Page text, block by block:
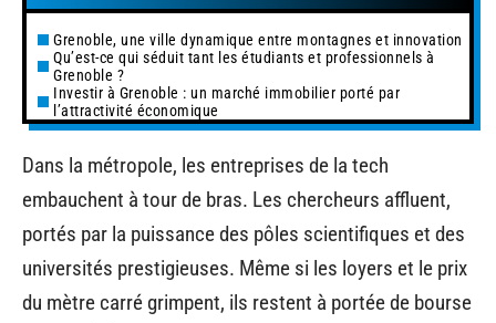
Grenoble, une ville dynamique entre montagnes et innovation
Qu’est-ce qui séduit tant les étudiants et professionnels à
Grenoble ?
Investir à Grenoble : un marché immobilier porté par
l’attractivité économique
Dans la métropole, les entreprises de la tech
embauchent à tour de bras. Les chercheurs affluent,
portés par la puissance des pôles scientifiques et des
universités prestigieuses. Même si les loyers et le prix
du mètre carré grimpent, ils restent à portée de bourse